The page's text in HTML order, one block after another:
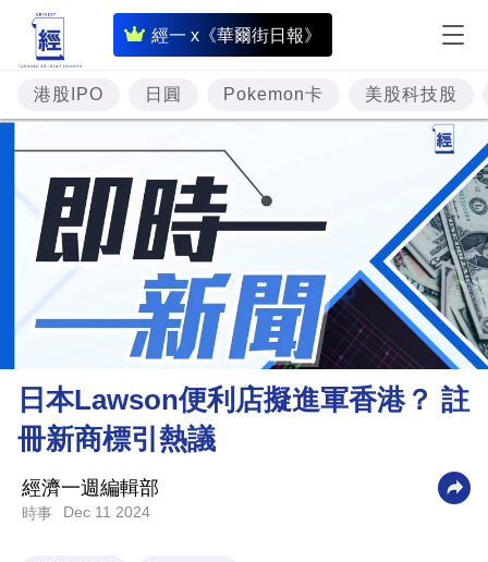
經一 x《華爾街日報》
即
時
財
經
專
題
投
資
樓
市
財
商
業
科
港股IPO 日圓 Pokemon卡 美股科技股
日本Lawson便利店擬進軍香港？ 註
冊新商標引熱議
經濟一週編輯部
時事 Dec 11 2024